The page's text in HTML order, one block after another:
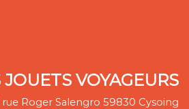
JOUETS VOYAGEURS
Roger Salengro 59830 Cysoing